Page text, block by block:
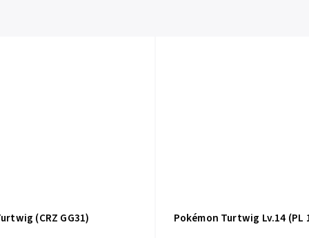
(CRZ GG31) Pokémon Turtwig Lv.14 (PL